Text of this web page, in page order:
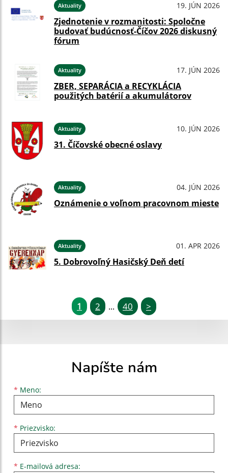
Aktuality 19. JÚN 2026
Zjednotenie v rozmanitosti: Spoločne
budovať budúcnosť-Číčov 2026 diskusný
fórum
Aktuality 17. JÚN 2026
ZBER, SEPARÁCIA a RECYKLÁCIA
použitých batérií a akumulátorov
Aktuality 10. JÚN 2026
31. Číčovské obecné oslavy
Aktuality 04. JÚN 2026
Oznámenie o voľnom pracovnom mieste
Aktuality 01. APR 2026
5. Dobrovoľný Hasičský Deň detí
1 2 ... 40 >
Napíšte nám
* Meno:
Meno
* Priezvisko:
Priezvisko
* E-mailová adresa:
E-mailová adresa